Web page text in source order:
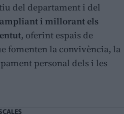
del departament i del
i millorant els
, oferint espais de
fomenten la convivència, la
personal dels i les